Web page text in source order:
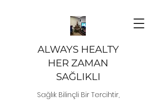
ALWAYS HEALTY
HER ZAMAN
SAĞLIKLI
Sağlık Bilinçli Bir Tercihtir,